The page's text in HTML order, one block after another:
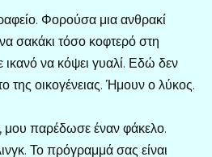
Φορούσα μια ανθρακί
σακάκι τόσο κοφτερό στη
να κόψει γυαλί. Εδώ δεν
της οικογένειας. Ήμουν ο λύκος.
παρέδωσε έναν φάκελο.
Το πρόγραμμά σας είναι